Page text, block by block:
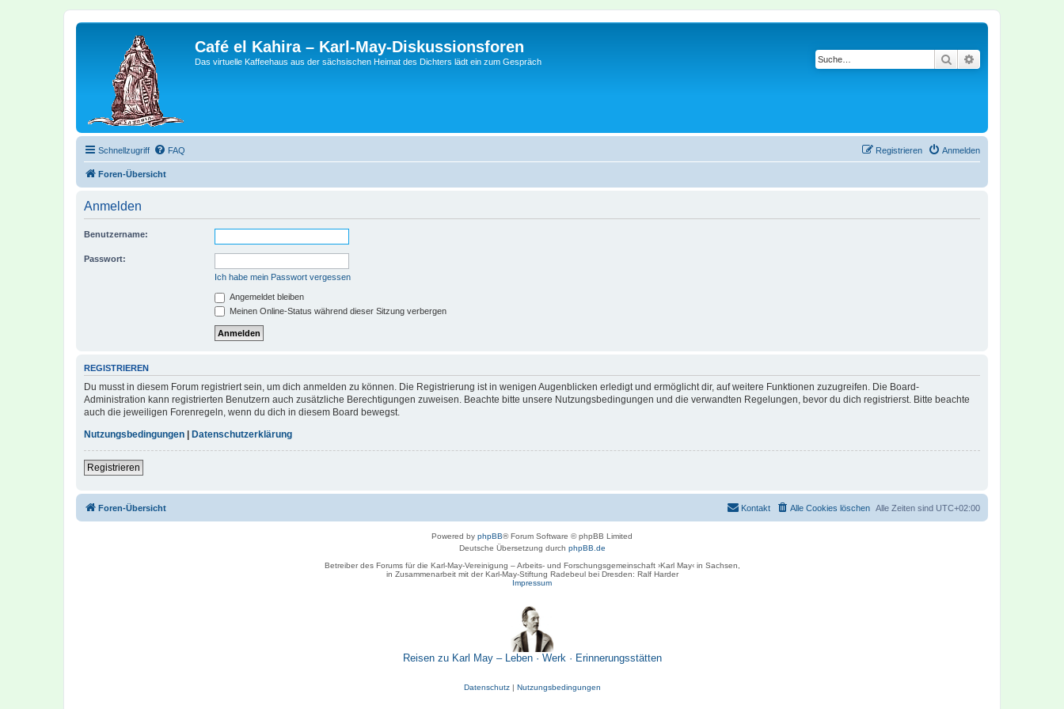
Café el Kahira – Karl-May-Diskussionsforen
Das virtuelle Kaffeehaus aus der sächsischen Heimat des Dichters lädt ein zum Gespräch Suche
Schnellzugriff FAQ Anmelden
Registrieren
Foren-Übersicht
Anmelden
Benutzername:
Passwort:
Ich habe mein Passwort vergessen
Angemeldet bleiben
Meinen Online-Status während dieser Sitzung verbergen
REGISTRIEREN
Du musst in diesem Forum registriert sein, um dich anmelden zu können. Die Registrierung ist in wenigen Augenblicken erledigt und ermöglicht dir, auf weitere Funktionen zuzugreifen. Die Board-
Administration kann registrierten Benutzern auch zusätzliche Berechtigungen zuweisen. Beachte bitte unsere Nutzungsbedingungen und die verwandten Regelungen, bevor du dich registrierst. Bitte beachte
auch die jeweiligen Forenregeln, wenn du dich in diesem Board bewegst.
Nutzungsbedingungen | Datenschutzerklärung
Registrieren
Foren-Übersicht Alle Zeiten sind UTC+02:00
Alle Cookies löschen
Kontakt
Powered by phpBB® Forum Software © phpBB Limited
Deutsche Übersetzung durch phpBB.de
Betreiber des Forums für die Karl-May-Vereinigung – Arbeits- und Forschungsgemeinschaft ›Karl May‹ in Sachsen,
in Zusammenarbeit mit der Karl-May-Stiftung Radebeul bei Dresden: Ralf Harder
Impressum
Reisen zu Karl May – Leben · Werk · Erinnerungsstätten
Datenschutz| Nutzungsbedingungen